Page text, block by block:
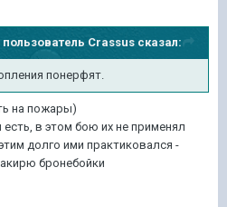
пользователь Crassus сказал:
понерфят.
на пожары)
в этом бою их не применял
долго ими практиковался -
бронебойки